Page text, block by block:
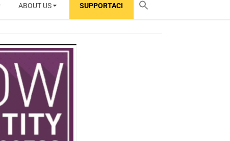
ABOUT US SUPPORTACI